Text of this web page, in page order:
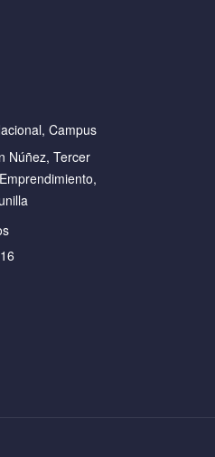
Campus
Núñez, Tercer